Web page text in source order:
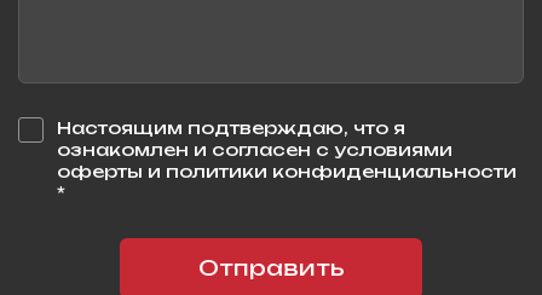
Настоящим подтверждаю, что я
ознакомлен и согласен с условиями
оферты и политики конфиденциальности
*
Отправить